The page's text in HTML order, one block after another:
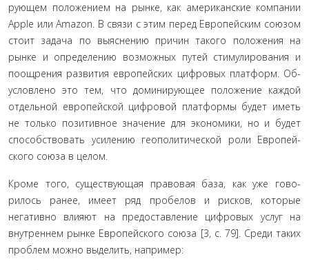
рующем положением на рынке, как американские компании
Apple или Amazon. В связи с этим перед Европейским сою­зом
стоит задача по выяснению причин такого положения на
рынке и определению возможных путей стимулирования и
поощрения развития европейских цифровых платформ. Об­
условлено это тем, что доминирующее положение каждой
отдельной европейской цифровой платформы будет иметь
не только позитивное значение для экономики, но и будет
способствовать усилению геополитической роли Европей­
ского союза в целом.
Кроме того, существующая правовая база, как уже гово­
рилось ранее, имеет ряд пробелов и рисков, которые
негатив­но влияют на предоставление цифровых услуг на
внутреннем рынке Европейского союза [3, с. 79]. Среди таких
проблем можно выделить, например: